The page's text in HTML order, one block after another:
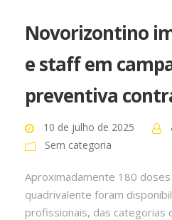
Novorizontino
e staff em
preventiva
10 de julho de 2025
Sem categoria
Aproximadamente 180
quadrivalente foram
profissionais, das categorias